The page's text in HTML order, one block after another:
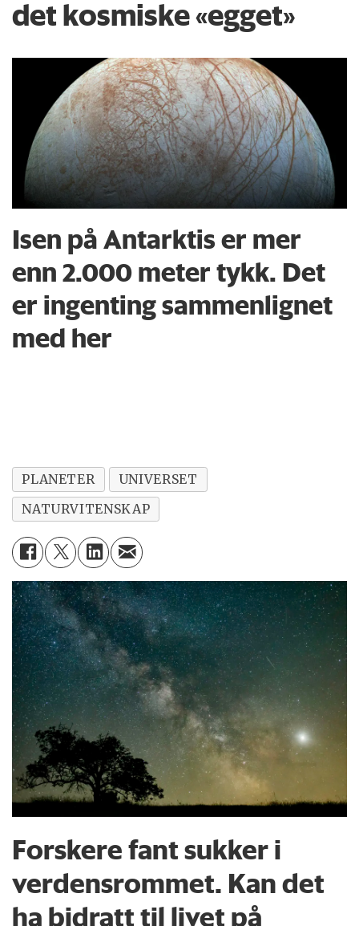
om resultatene.
det kosmiske «egget»
Isen på Antarktis er mer
enn 2.000 meter tykk. Det
er ingenting sammenlignet
med her
PLANETER
UNIVERSET
NATURVITENSKAP
Forskere fant sukker i
verdensrommet. Kan det
ha bidratt til livet på